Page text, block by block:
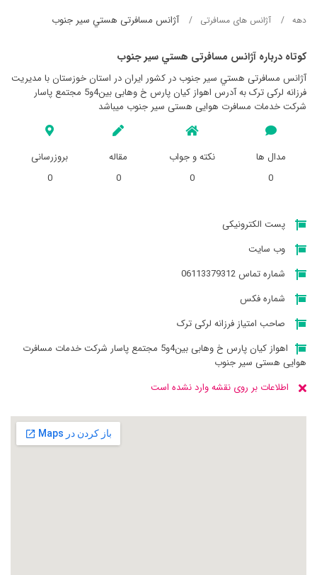
دهه آژانس های مسافرتی آژانس مسافرتی هستي سير جنوب
کوتاه درباره آژانس مسافرتی هستي سير جنوب
آژانس مسافرتی هستي سير جنوب در کشور ایران در استان خوزستان با مدیریت
فرزانه لرکی ترک به آدرس اهواز کیان پارس خ وهابی بین4و5 مجتمع پاسار
شرکت خدمات مسافرت هوایی هستی سیر جنوب میباشد
مدال ها
0
نکته و جواب
0
مقاله
0
بروزرسانی
0
پست الکترونیکی
وب سایت
شماره تماس 06113379312
شماره فکس
صاحب امتیاز فرزانه لرکی ترک
اهواز کیان پارس خ وهابی بین4و5 مجتمع پاسار شرکت خدمات مسافرت
هوایی هستی سیر جنوب
اطلاعات بر روی نقشه وارد نشده است